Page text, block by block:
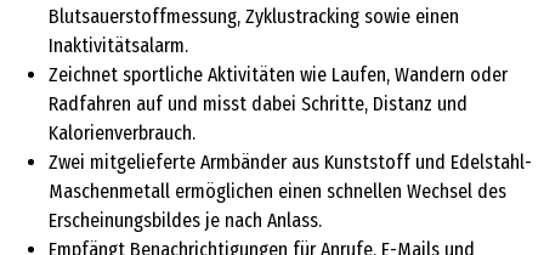
Blutsauerstoffmessung, Zyklustracking sowie einen
Inaktivitätsalarm.
Zeichnet sportliche Aktivitäten wie Laufen, Wandern oder
Radfahren auf und misst dabei Schritte, Distanz und
Kalorienverbrauch.
Zwei mitgelieferte Armbänder aus Kunststoff und Edelstahl-
Maschenmetall ermöglichen einen schnellen Wechsel des
Erscheinungsbildes je nach Anlass.
Empfängt Benachrichtigungen für Anrufe, E-Mails und